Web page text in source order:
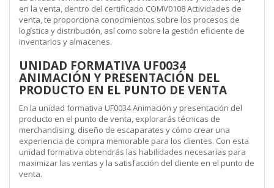
en la venta, dentro del certificado COMV0108 Actividades de
venta, te proporciona conocimientos sobre los procesos de
logística y distribución, así como sobre la gestión eficiente de
inventarios y almacenes.
UNIDAD FORMATIVA UF0034
ANIMACIÓN Y PRESENTACIÓN DEL
PRODUCTO EN EL PUNTO DE VENTA
En la unidad formativa UF0034 Animación y presentación del
producto en el punto de venta, explorarás técnicas de
merchandising, diseño de escaparates y cómo crear una
experiencia de compra memorable para los clientes. Con esta
unidad formativa obtendrás las habilidades necesarias para
maximizar las ventas y la satisfacción del cliente en el punto de
venta.